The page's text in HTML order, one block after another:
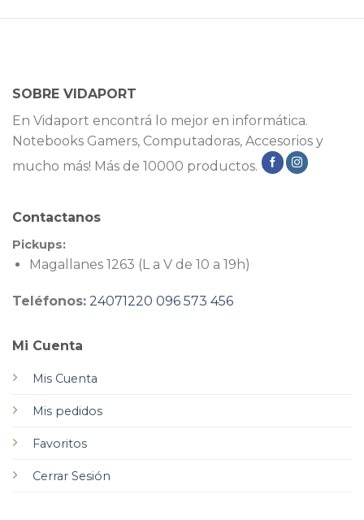
SOBRE VIDAPORT
En Vidaport encontrá lo mejor en informática.
Notebooks Gamers, Computadoras, Accesorios y
mucho más! Más de 10000 productos.
Mi Cuenta
Mis Cuenta
Mis pedidos
Favoritos
Cerrar Sesión
Contactanos
Pickups:
Magallanes 1263 (L a V de 10 a 19h)
Teléfonos: 24071220 096 573 456